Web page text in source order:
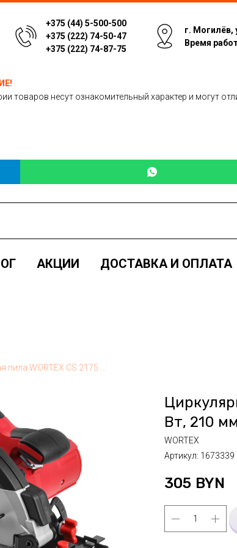
+375 (44) 5-500-500
+375 (222) 74-50-47
+375 (222) 74-87-75
г. Могилёв,
Время
товаров несут ознакомительный характер и могут
АКЦИИ ДОСТАВКА И ОПЛАТА
Вт, 210
WORTEX
Артикул: 1673339
305 BYN